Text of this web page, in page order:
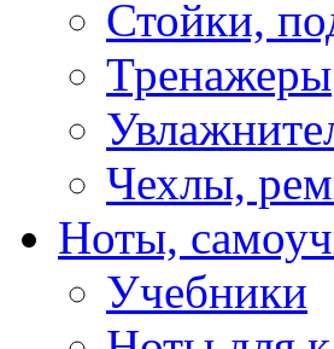
Стойки,
Тренажеры
Чехлы,
Ноты,
Учебники